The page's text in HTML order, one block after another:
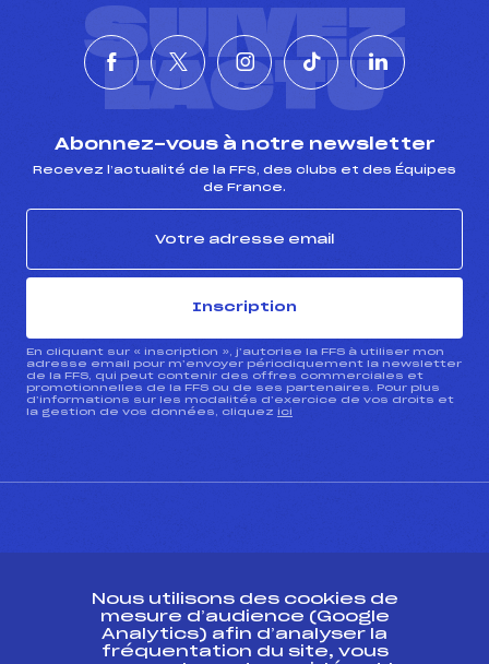
SUIVEZ
L'ACTU
Abonnez-vous à notre newsletter
Recevez l’actualité de la FFS, des clubs et des Équipes
de France.
Inscription
En cliquant sur « inscription », j’autorise la FFS à utiliser mon
adresse email pour m’envoyer périodiquement la newsletter
de la FFS, qui peut contenir des offres commerciales et
promotionnelles de la FFS ou de ses partenaires. Pour plus
d’informations sur les modalités d’exercice de vos droits et
la gestion de vos données, cliquez ici
ESPACE PRESSE
Ressources
Nous utilisons des cookies de
mesure d’audience (Google
Analytics) afin d’analyser la
fréquentation du site, vous